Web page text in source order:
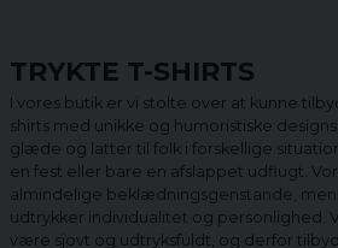
TRYKTE T-SHIRTS
I vores butik er vi stolte over at kunne
shirts med unikke og humoristiske
glæde og latter til folk i forskellige
en fest eller bare en afslappet udflugt.
almindelige beklædningsgenstande,
udtrykker individualitet og personlighed.
være sjovt og udtryksfuldt, og derfor